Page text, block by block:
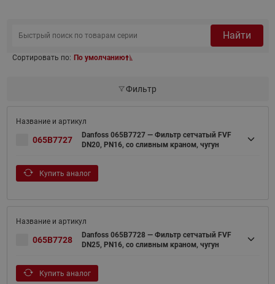
Найти
Сортировать по: По умолчанию
Фильтр
065B7727
Danfoss 065B7727 — Фильтр сетчатый FVF
DN20, PN16, со сливным краном, чугун
Купить аналог
065B7728
Danfoss 065B7728 — Фильтр сетчатый FVF
DN25, PN16, со сливным краном, чугун
Купить аналог